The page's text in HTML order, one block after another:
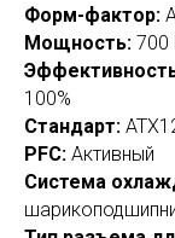
Форм-фактор:
Мощность: 700
100%
Стандарт:
PFC: Активный
Система